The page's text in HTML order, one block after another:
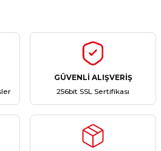
Yorum Yaz
henüz soru sorulmamış.
GÜVENLİ ALIŞVERİŞ
256bit SSL Sertifikası